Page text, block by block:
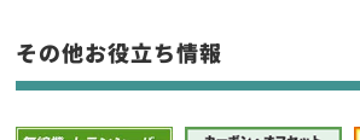
フリーワード入力(製品名等)
選択条件をリセット
その他お役立ち情報